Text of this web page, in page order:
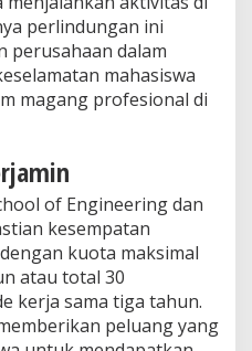
perlindungan ini
perusahaan dalam
mahasiswa
magang profesional di
of Engineering dan
kesempatan
kuota maksimal
atau total 30
kerja sama tiga tahun.
peluang yang